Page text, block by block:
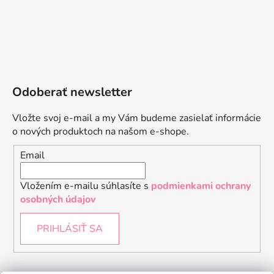
Odoberať newsletter
Vložte svoj e-mail a my Vám budeme zasielať informácie
o nových produktoch na našom e-shope.
Email
Vložením e-mailu súhlasíte s podmienkami ochrany
osobných údajov
PRIHLÁSIŤ SA